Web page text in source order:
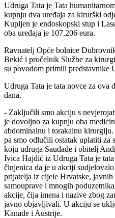
Udruga Tata je Tata
kupnju dva uređaja za kirurški
Kupljen je endoskopski stup i
oba uređaja je 107.206 eura.
Ravnatelj Opće bolnice
Bekić i pročelnik Službe za
su povodom primili predstavnike
Udruga Tata je tata novce za ova
dana.
- Zaključili smo akciju s
je dovoljno za kupnju oba
abdominalnu i torakalnu kirurgiju.
pa smo odlučili ostatak uplatiti za
koju udruga Saudade i obitelj
Ivica Hajdić iz Udruga Tata je
činjenica da je u akciji
prijatelja iz cijele Hrvatske,
samouprave i mnogih
akcije, čija imena i nazive zbog
javno objavljivali. U akciju se
Kanade i Austrije.